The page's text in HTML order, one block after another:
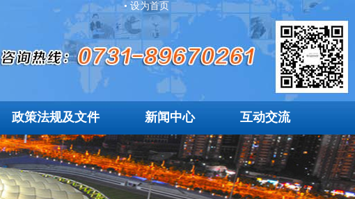
• 设为首页
政策法规及文件 新闻中心 互动交流